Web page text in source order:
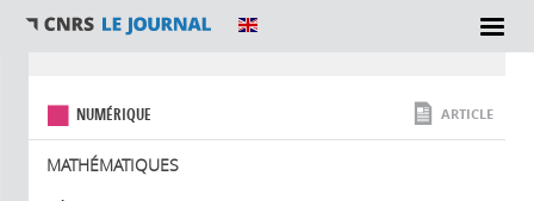
SECTIONS
NUMÉRIQUE
MATHÉMATIQUES
ARTICLE